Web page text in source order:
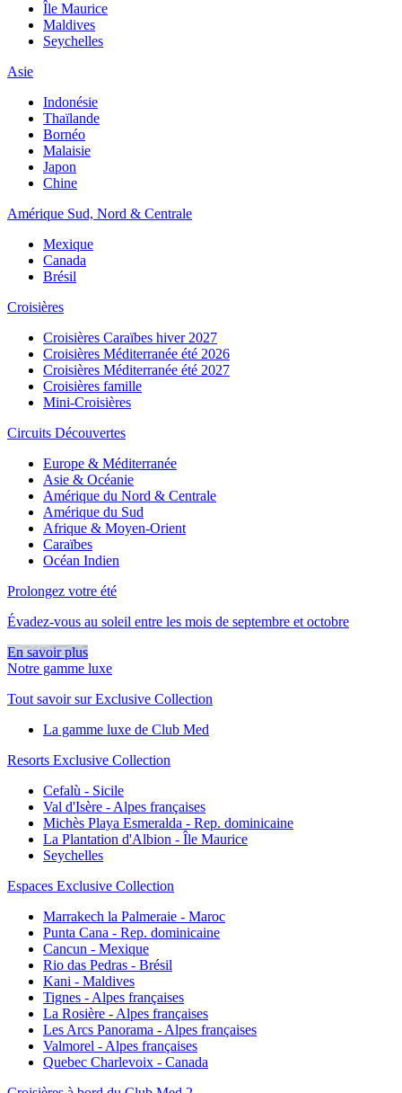
Île Maurice
Maldives
Seychelles
Asie
Indonésie
Thaïlande
Bornéo
Malaisie
Japon
Chine
Amérique Sud, Nord & Centrale
Mexique
Canada
Brésil
Croisières
Croisières Caraïbes hiver 2027
Croisières Méditerranée été 2026
Croisières Méditerranée été 2027
Croisières famille
Mini-Croisières
Circuits Découvertes
Europe & Méditerranée
Asie & Océanie
Amérique du Nord & Centrale
Amérique du Sud
Afrique & Moyen-Orient
Caraïbes
Océan Indien
Prolongez votre été
Évadez-vous au soleil entre les mois de septembre et octobre
En savoir plus
Notre gamme luxe
Tout savoir sur Exclusive Collection
La gamme luxe de Club Med
Resorts Exclusive Collection
Cefalù - Sicile
Val d'Isère - Alpes françaises
Michès Playa Esmeralda - Rep. dominicaine
La Plantation d'Albion - Île Maurice
Seychelles
Espaces Exclusive Collection
Marrakech la Palmeraie - Maroc
Punta Cana - Rep. dominicaine
Cancun - Mexique
Rio das Pedras - Brésil
Kani - Maldives
Tignes - Alpes françaises
La Rosière - Alpes françaises
Les Arcs Panorama - Alpes françaises
Valmorel - Alpes françaises
Quebec Charlevoix - Canada